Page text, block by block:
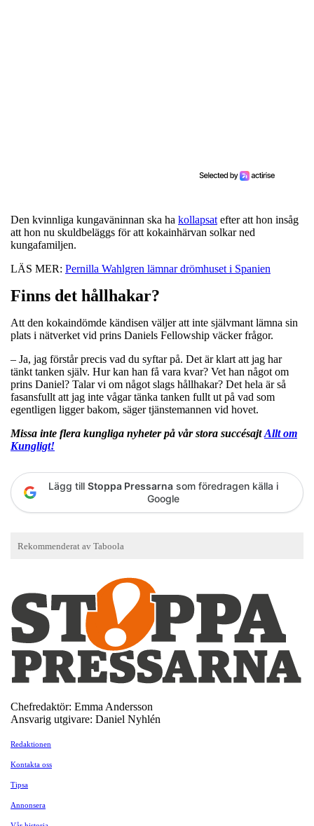
Den kvinnliga kungaväninnan ska ha kollapsat efter att hon insåg
att hon nu skuldbeläggs för att kokainhärvan solkar ned
kungafamiljen.
LÄS MER: Pernilla Wahlgren lämnar drömhuset i Spanien
Finns det hållhakar?
Att den kokaindömde kändisen väljer att inte självmant lämna sin
plats i nätverket vid prins Daniels Fellowship väcker frågor.
– Ja, jag förstår precis vad du syftar på. Det är klart att jag har
tänkt tanken själv. Hur kan han få vara kvar? Vet han något om
prins Daniel? Talar vi om något slags hållhakar? Det hela är så
fasansfullt att jag inte vågar tänka tanken fullt ut på vad som
egentligen ligger bakom, säger tjänstemannen vid hovet.
Missa inte flera kungliga nyheter på vår stora succésajtAllt om
Kungligt!
Lägg till Stoppa Pressarna som föredragen källa i
Google
Chefredaktör: Emma Andersson
Ansvarig utgivare: Daniel Nyhlén
Redaktionen
Kontakta oss
Tipsa
Annonsera